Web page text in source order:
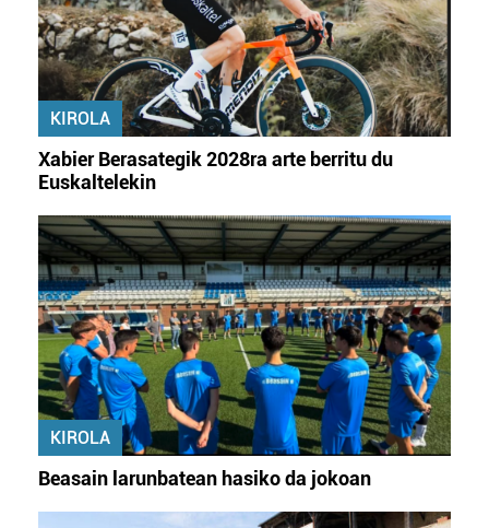
KIROLA
Xabier Berasategik 2028ra arte berritu du
Euskaltelekin
KIROLA
Beasain larunbatean hasiko da jokoan